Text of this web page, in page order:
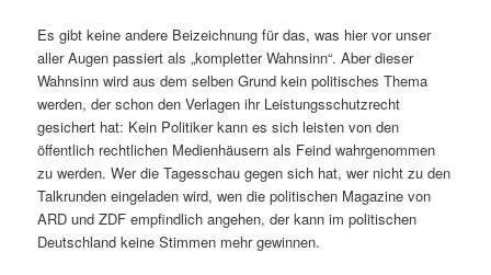
Es gibt keine andere Beizeichnung für das, was hier vor unser
aller Augen passiert als „kompletter Wahnsinn“. Aber dieser
Wahnsinn wird aus dem selben Grund kein politisches Thema
werden, der schon den Verlagen ihr Leistungsschutzrecht
gesichert hat: Kein Politiker kann es sich leisten von den
öffentlich rechtlichen Medienhäusern als Feind wahrgenommen
zu werden. Wer die Tagesschau gegen sich hat, wer nicht zu den
Talkrunden eingeladen wird, wen die politischen Magazine von
ARD und ZDF empfindlich angehen, der kann im politischen
Deutschland keine Stimmen mehr gewinnen.